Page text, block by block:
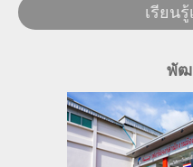
เรียน
พัฒ